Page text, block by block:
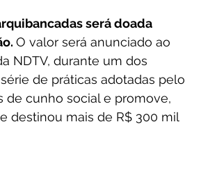
será doada
O valor será anunciado ao
NDTV, durante um dos
de práticas adotadas pelo
de cunho social e promove,
destinou mais de R$ 300 mil